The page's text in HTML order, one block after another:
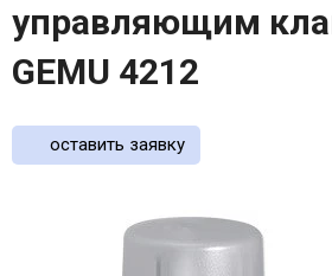
управляющим
GEMU 4212
оставить заявку